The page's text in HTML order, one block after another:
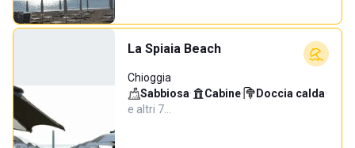
La Spiaia Beach
Chioggia
Sabbiosa· Cabine· Doccia calda·
e altri 7…